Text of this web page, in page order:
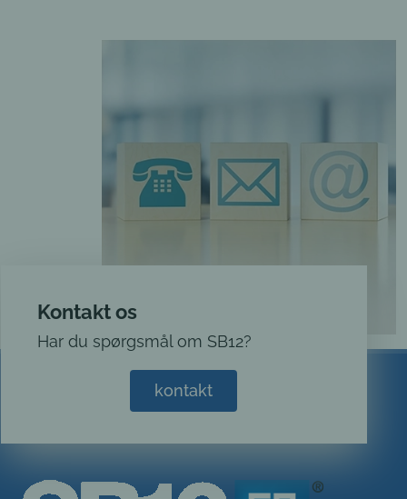
Kontakt os
Har du spørgsmål om SB12?
kontakt